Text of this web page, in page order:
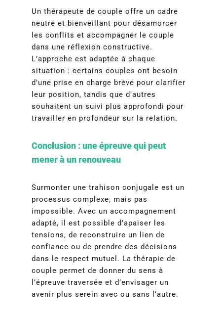
Un thérapeute de couple offre un cadre
neutre et bienveillant pour désamorcer
les conflits et accompagner le couple
dans une réflexion constructive.
L’approche est adaptée à chaque
situation : certains couples ont besoin
d’une prise en charge brève pour clarifier
leur position, tandis que d’autres
souhaitent un suivi plus approfondi pour
travailler en profondeur sur la relation.
Conclusion : une épreuve qui peut
mener à un renouveau
Surmonter une trahison conjugale est un
processus complexe, mais pas
impossible. Avec un accompagnement
adapté, il est possible d’apaiser les
tensions, de reconstruire un lien de
confiance ou de prendre des décisions
dans le respect mutuel. La thérapie de
couple permet de donner du sens à
l’épreuve traversée et d’envisager un
avenir plus serein avec ou sans l’autre.